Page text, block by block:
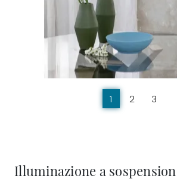
1 2 3
Illuminazione a